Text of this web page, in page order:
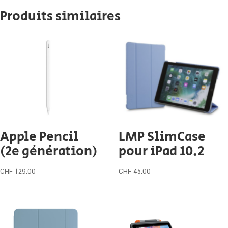
Produits similaires
Apple Pencil
(2e génération)
CHF 129.00
LMP SlimCase
pour iPad 10.2
CHF 45.00